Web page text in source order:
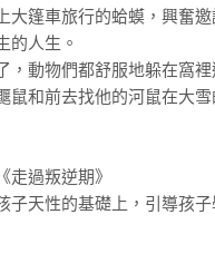
大篷車旅行的蛤蟆，興奮
的人生。
，動物們都舒服地躲在窩
鼠和前去找他的河鼠在大
走過叛逆期》
子天性的基礎上，引導孩
，不是指反抗大人，而是